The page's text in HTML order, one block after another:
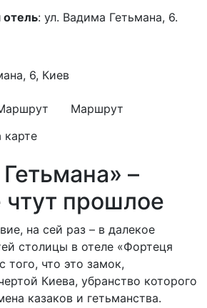
отель: ул. Вадима Гетьмана, 6.
6, Киев
Маршрут
карте
–
чтут прошлое
на сей раз – в далекое
столицы в отеле «Фортеця
того, что это замок,
Киева, убранство которого
казаков и гетьманства.